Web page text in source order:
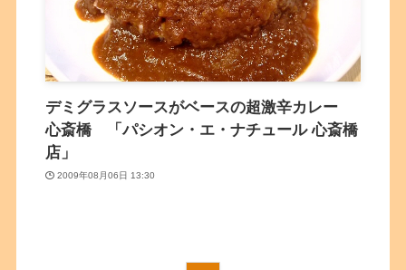
デミグラスソースがベースの超激辛カレー
心斎橋 「パシオン・エ・ナチュール 心斎橋
店」
2009年08月06日 13:30